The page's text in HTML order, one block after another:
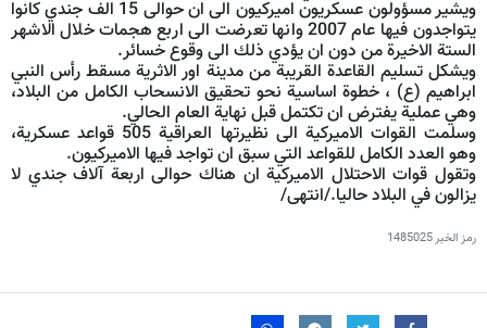
ويشير مسؤولون عسكريون اميركيون الى ان حوالى 15 الف جندي كانوا
يتواجدون فيها عام 2007 وانها تعرضت الى اربع هجمات خلال الاشهر
الستة الاخيرة من دون ان يؤدي ذلك الى وقوع خسائر.
ويشكل تسليم القاعدة القريبة من مدينة اور الاثرية مسقط رأس النبي
ابراهيم (ع) ، خطوة اساسية نحو تحقيق الانسحاب الكامل من البلاد،
وهي عملية يفترض ان تكتمل قبل نهاية العام الحالي.
وسلمت القوات الاميركية الى نظيرتها العراقية 505 قواعد عسكرية،
وهو العدد الكامل للقواعد التي سبق ان تواجد فيها الاميركيون.
وتقول قوات الاحتلال الاميركية ان هناك حوالى اربعة آلاف جندي لا
يزالون في البلاد حاليا./انتهى/
رمز الخبر1485025